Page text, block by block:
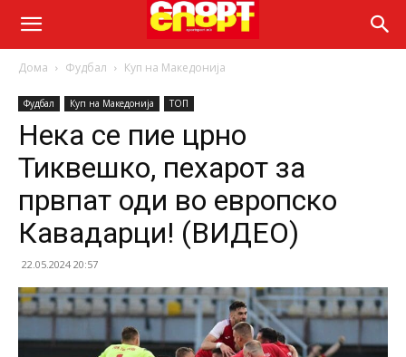
Дома Фудбал Куп на Македонија
Фудбал Куп на Македонија ТОП
Нека се пие црно
Тиквешко, пехарот за
првпат оди во европско
Кавадарци! (ВИДЕО)
22.05.2024 20:57